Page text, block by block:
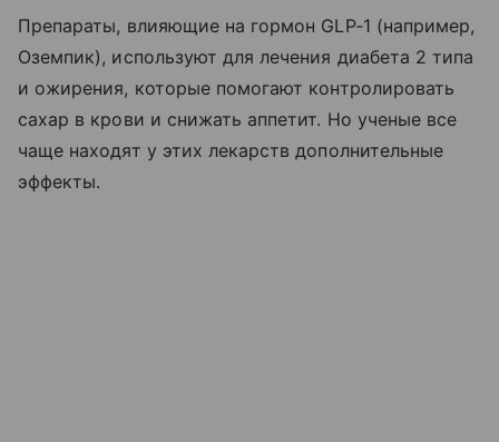
Препараты, влияющие на гормон GLP‑1 (например,
Оземпик), используют для лечения диабета 2 типа
и ожирения, которые помогают контролировать
сахар в крови и снижать аппетит. Но ученые все
чаще находят у этих лекарств дополнительные
эффекты.